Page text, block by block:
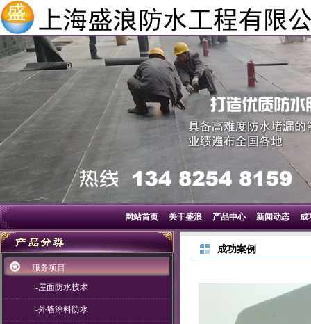
网站首页 关于盛浪 产品中心 新闻动态 成
服务项目
|-屋面防水技术
|-外墙涂料防水
成功案例